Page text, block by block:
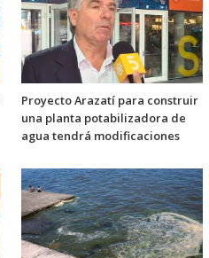
Proyecto Arazatí para construir
una planta potabilizadora de
agua tendrá modificaciones